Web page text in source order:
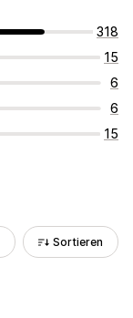
318
15
6
6
15
Sortieren